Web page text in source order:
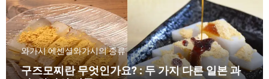
와가시 에센셜와가시의 종류
구즈모찌란 무엇인가요? : 두 가지 다른 일본 과